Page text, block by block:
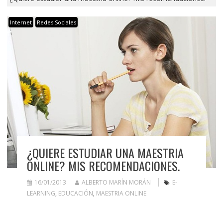
Internet Redes Sociales
¿QUIERE ESTUDIAR UNA MAESTRIA
ONLINE? MIS RECOMENDACIONES.
16/01/2013 ALBERTO MARÍN MORÁN
E-
LEARNING, EDUCACIÓN, MAESTRIA ONLINE